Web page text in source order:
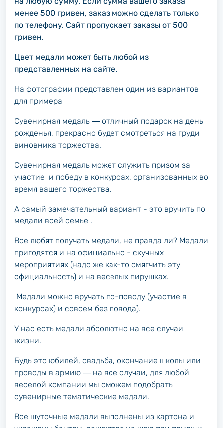
менее 500 гривен, заказ можно сделать только
по телефону. Сайт пропускает заказы от 500
гривен.
Цвет медали может быть любой из
представленных на сайте.
На фотографии представлен один из вариантов
для примера
Сувенирная медаль ― отличный подарок на день
рожденья, прекрасно будет смотреться на груди
виновника торжества.
Сувенирная медаль может служить призом за
участие и победу в конкурсах, организованных во
время вашего торжества.
А самый замечательный вариант - это вручить по
медали всей семье .
Все любят получать медали, не правда ли? Медали
пригодятся и на официально - скучных
мероприятиях (надо же как-то смягчить эту
официальность) и на веселых пирушках.
Медали можно вручать по-поводу (участие в
конкурсах) и совсем без повода).
У нас есть медали абсолютно на все случаи
жизни.
Будь это юбилей, свадьба, окончание школы или
проводы в армию ― на все случаи, для любой
веселой компании мы сможем подобрать
сувенирные тематические медали.
Все шуточные медали выполнены из картона и